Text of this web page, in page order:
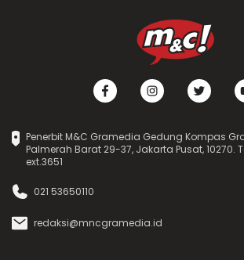
Penerbit M&C Gramedia Gedung Kompas
Palmerah Barat 29-37, Jakarta Pusat, 10270.
ext.3651
021 53650110
redaksi@mncgramedia.id